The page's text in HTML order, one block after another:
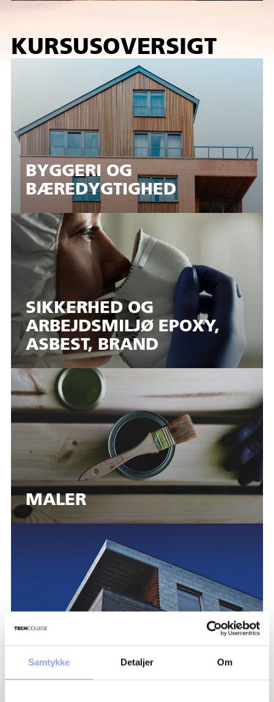
Samtykke Detaljer Om
KURSUSOVERSIGT
BYGGERI OG
BÆREDYGTIGHED
SIKKERHED OG
ARBEJDSMILJØ EPOXY,
ASBEST, BRAND
MALER
BYGGEBRANCHEN